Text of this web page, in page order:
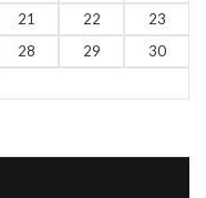
21 22
23
28 29
30